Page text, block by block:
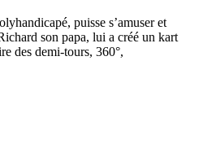
puisse s’amuser et
son papa, lui a créé un kart
des demi-tours, 360°,